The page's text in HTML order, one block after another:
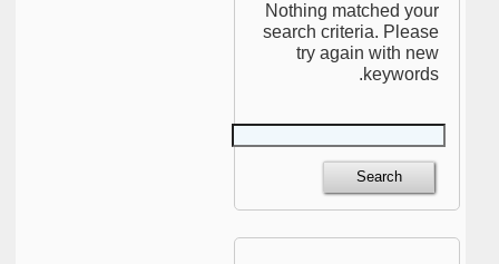
Nothing matched your
search criteria. Please
try again with new
keywords.